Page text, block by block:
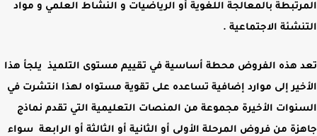
المرتبطة بالمعالجة اللغوية أو الرياضيات و النشاط العلمي و مواد
التنشئة الاجتماعية .
تعد هذه الفروض محطة أساسية في تقييم مستوى التلميذ يلجأ هذا
الأخير إلى موارد إضافية تساعده على تقوية مستواه لهذا انتشرت في
السنوات الأخيرة مجموعة من المنصات التعليمية التي تقدم نماذج
جاهزة من فروض المرحلة الأولى أو الثانية أو الثالثة أو الرابعة سواء